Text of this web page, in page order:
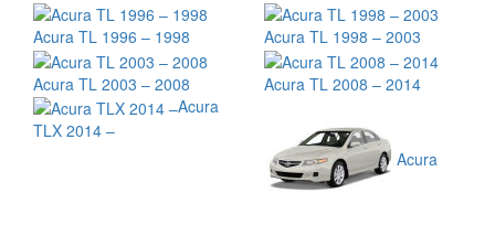
Acura TL 1996 – 1998 Acura TL 1998 – 2003
Acura TL 2003 – 2008
Acura TL 2008 – 2014
Acura
TLX 2014 –
Acura